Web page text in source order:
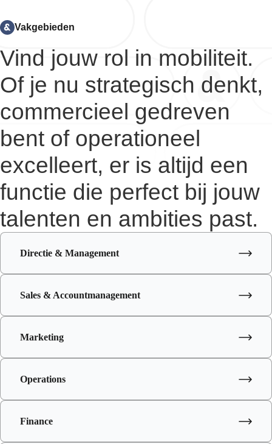
Vakgebieden
Vind jouw rol in mobiliteit.
Of je nu strategisch denkt,
commercieel gedreven
bent of operationeel
excelleert, er is altijd een
functie die perfect bij jouw
talenten en ambities past.
Directie & Management
Sales & Accountmanagement
Marketing
Operations
Finance